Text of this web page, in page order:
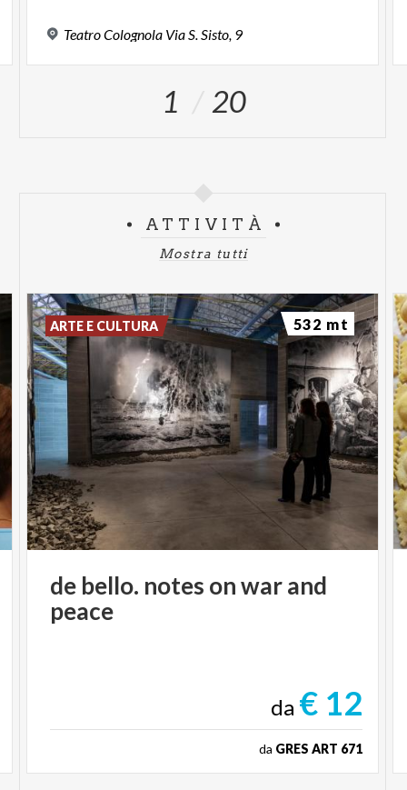
TeatroColognola ViaS.Sisto, 9
1 20
ATTIVITÀ
Mostra tutti
de bello. notes onwarand
peace
da € 12
da GRES ART 671
ARTE E CULTURA 532 mt